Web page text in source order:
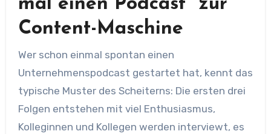
mal einen Podcast“ zur
Content-Maschine
Wer schon einmal spontan einen
Unternehmenspodcast gestartet hat, kennt das
typische Muster des Scheiterns: Die ersten drei
Folgen entstehen mit viel Enthusiasmus,
Kolleginnen und Kollegen werden interviewt, es